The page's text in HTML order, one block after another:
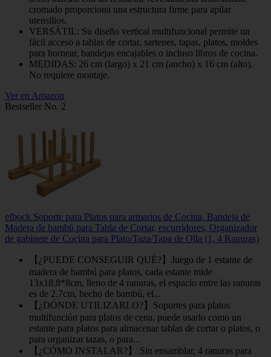
cromado proporciona una estructura firme para apilar
utensilios.
VERSÁTIL: Su diseño vertical multifuncional permite un
fácil acceso a tablas de cortar, sartenes, tapas, platos, moldes
para hornear, bandejas encajables o incluso libros de cocina.
MEDIDAS: 26 cm (largo) x 21 cm (ancho) x 16 cm (alto).
No requiere montaje.
Ver en Amazon
Bestseller No. 2
efbock Soporte para Platos para armarios de Cocina, Bandeja de
Madera de bambú para Tabla de Cortar, escurridores, Organizador
de gabinete de Cocina para Plato/Taza/Tapa de Olla (1, 4 Ranuras)
【¿PUEDE CONSEGUIR QUÉ?】Juego de 1 estante de
madera de bambú para platos, cada estante mide
13x18.8*8cm, lleno de 4 ranuras, el espacio entre las ranuras
es de 2.7cm, hecho de bambú, el...
【¿DÓNDE UTILIZARLO?】Soportes para platos
multifunción para platos de cena, puede usarlo como un
estante para platos para almacenar tablas de cortar o platos, o
para organizar tazas, o para...
【¿CÓMO INSTALAR?】 Sin ensamblar, 4 ranuras para